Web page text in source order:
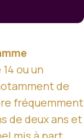
ou un
de
fréquemment
de deux ans et